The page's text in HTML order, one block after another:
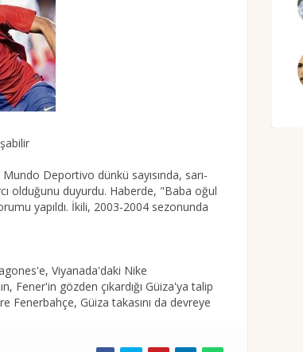
Deportivo dünkü sayısında, sarı-
olduğunu duyurdu. Haberde, "Baba oğul
yapıldı. İkili, 2003-2004 sezonunda
Viyanada'daki Nike
Fener'in gözden çıkardığı Güiza'ya talip
Fenerbahçe, Güiza takasını da devreye